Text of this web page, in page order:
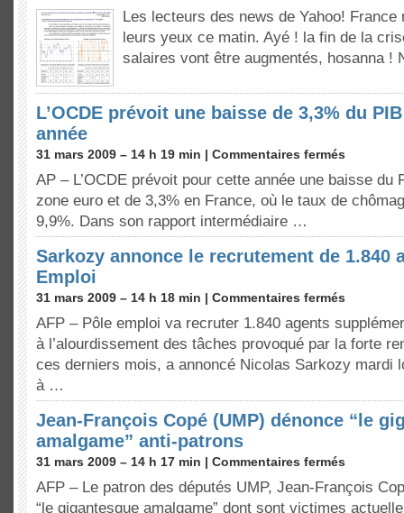
Les lecteurs des news de Yahoo! France
leurs yeux ce matin. Ayé ! la fin de la
salaires vont être augmentés, hosanna !
L’OCDE prévoit une baisse de 3,3% du
année
31 mars 2009 – 14 h 19 min | Commentaires fermés
AP – L’OCDE prévoit pour cette année une baisse du
zone euro et de 3,3% en France, où le taux de
9,9%. Dans son rapport intermédiaire …
Sarkozy annonce le recrutement de 1.840
Emploi
31 mars 2009 – 14 h 18 min | Commentaires fermés
AFP – Pôle emploi va recruter 1.840 agents
à l’alourdissement des tâches provoqué par la forte
ces derniers mois, a annoncé Nicolas Sarkozy mardi
à …
Jean-François Copé (UMP) dénonce “le
amalgame” anti-patrons
31 mars 2009 – 14 h 17 min | Commentaires fermés
AFP – Le patron des députés UMP, Jean-François
“le gigantesque amalgame” dont sont victimes